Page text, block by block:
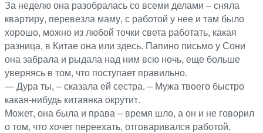
За неделю она разобралась со всеми делами – сняла
квартиру, перевезла маму, с работой у нее и там было
хорошо, можно из любой точки света работать, какая
разница, в Китае она или здесь. Папино письмо у Сони
она забрала и рыдала над ним всю ночь, еще больше
уверяясь в том, что поступает правильно.
— Дура ты, – сказала ей сестра. – Мужа твоего быстро
какая-нибудь китаянка окрутит.
Может, она была и права – время шло, а он и не говорил
о том, что хочет переехать, отговаривался работой,